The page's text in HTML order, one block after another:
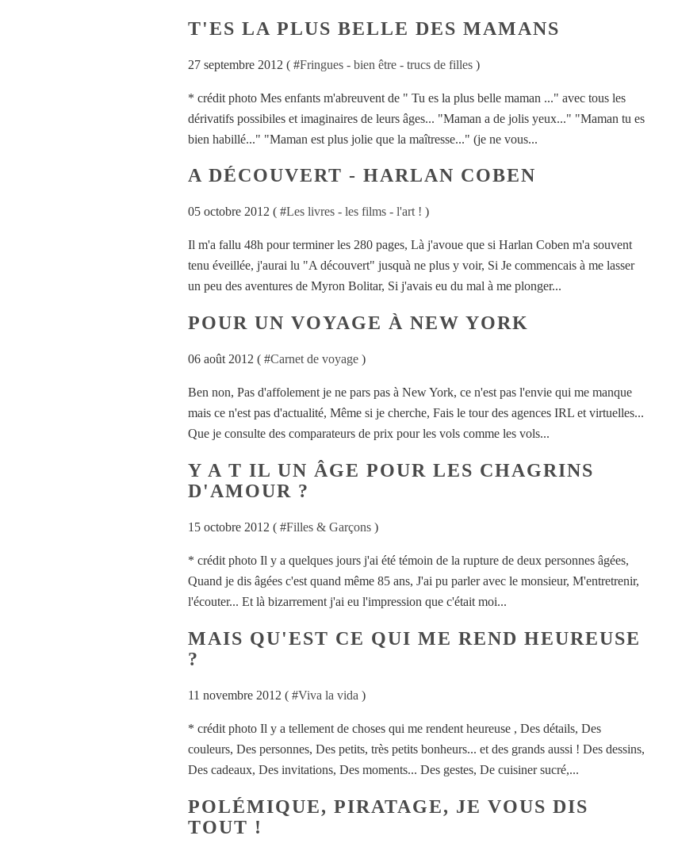
T'ES LA PLUS BELLE DES MAMANS
27 septembre 2012 ( #Fringues - bien être - trucs de filles )
* crédit photo Mes enfants m'abreuvent de " Tu es la plus belle maman ..." avec tous les
dérivatifs possibiles et imaginaires de leurs âges... "Maman a de jolis yeux..." "Maman tu es
bien habillé..." "Maman est plus jolie que la maîtresse..." (je ne vous...
A DÉCOUVERT - HARLAN COBEN
05 octobre 2012 ( #Les livres - les films - l'art ! )
Il m'a fallu 48h pour terminer les 280 pages, Là j'avoue que si Harlan Coben m'a souvent
tenu éveillée, j'aurai lu "A découvert" jusquà ne plus y voir, Si Je commencais à me lasser
un peu des aventures de Myron Bolitar, Si j'avais eu du mal à me plonger...
POUR UN VOYAGE À NEW YORK
06 août 2012 ( #Carnet de voyage )
Ben non, Pas d'affolement je ne pars pas à New York, ce n'est pas l'envie qui me manque
mais ce n'est pas d'actualité, Même si je cherche, Fais le tour des agences IRL et virtuelles...
Que je consulte des comparateurs de prix pour les vols comme les vols...
Y A T IL UN ÂGE POUR LES CHAGRINS
D'AMOUR ?
15 octobre 2012 ( #Filles & Garçons )
* crédit photo Il y a quelques jours j'ai été témoin de la rupture de deux personnes âgées,
Quand je dis âgées c'est quand même 85 ans, J'ai pu parler avec le monsieur, M'entretrenir,
l'écouter... Et là bizarrement j'ai eu l'impression que c'était moi...
MAIS QU'EST CE QUI ME REND HEUREUSE
?
11 novembre 2012 ( #Viva la vida )
* crédit photo Il y a tellement de choses qui me rendent heureuse , Des détails, Des
couleurs, Des personnes, Des petits, très petits bonheurs... et des grands aussi ! Des dessins,
Des cadeaux, Des invitations, Des moments... Des gestes, De cuisiner sucré,...
POLÉMIQUE, PIRATAGE, JE VOUS DIS
TOUT !